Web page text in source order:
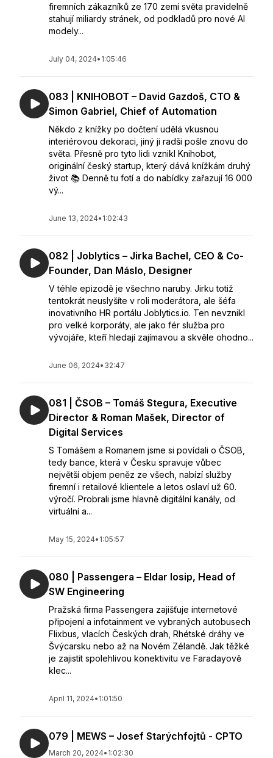
firemních zákazníků ze 170 zemí světa pravidelně
stahují miliardy stránek, od podkladů pro nové AI
modely...
July 04, 2024• 1:05:46
083 | KNIHOBOT – David Gazdoš, CTO &
Simon Gabriel, Chief of Automation
Někdo z knížky po dočtení udělá vkusnou
interiérovou dekoraci, jiný ji radši pošle znovu do
světa. Přesně pro tyto lidi vznikl Knihobot,
originální český startup, který dává knížkám druhý
život 📚 Denně tu fotí a do nabídky zařazují 16 000
vý...
June 13, 2024• 1:02:43
082 | Joblytics – Jirka Bachel, CEO & Co-
Founder, Dan Máslo, Designer
V téhle epizodě je všechno naruby. Jirku totiž
tentokrát neuslyšíte v roli moderátora, ale šéfa
inovativního HR portálu Joblytics.io. Ten nevznikl
pro velké korporáty, ale jako fér služba pro
vývojáře, kteří hledají zajímavou a skvěle ohodno...
June 06, 2024• 32:47
081 | ČSOB – Tomáš Stegura, Executive
Director & Roman Mašek, Director of
Digital Services
S Tomášem a Romanem jsme si povídali o ČSOB,
tedy bance, která v Česku spravuje vůbec
největší objem peněz ze všech, nabízí služby
firemní i retailové klientele a letos oslaví už 60.
výročí. Probrali jsme hlavně digitální kanály, od
virtuální a...
May 15, 2024• 1:05:57
080 | Passengera – Eldar Iosip, Head of
SW Engineering
Pražská firma Passengera zajišťuje internetové
připojení a infotainment ve vybraných autobusech
Flixbus, vlacích Českých drah, Rhétské dráhy ve
Švýcarsku nebo až na Novém Zélandě. Jak těžké
je zajistit spolehlivou konektivitu ve Faradayově
klec...
April 11, 2024• 1:01:50
079 | MEWS – Josef Starýchfojtů - CPTO
March 20, 2024• 1:02:30